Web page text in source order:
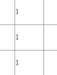
1
1
1